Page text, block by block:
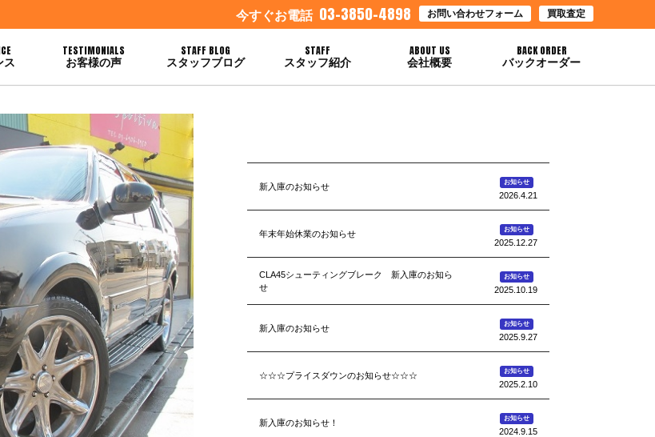
今すぐお電話 03-3850-4898 お問い合わせフォーム 買取査定
ス
TESTIMONIALS
お客様の声
STAFF BLOG
スタッフブログ
STAFF
スタッフ紹介
ABOUT US
会社概要
BACK ORDER
バックオーダー
新入庫のお知らせ お知らせ
2026.4.21
年末年始休業のお知らせ お知らせ
2025.12.27
CLA45シューティングブレーク 新入庫のお知ら
せ
お知らせ
2025.10.19
新入庫のお知らせ お知らせ
2025.9.27
☆☆☆プライスダウンのお知らせ☆☆☆ お知らせ
2025.2.10
新入庫のお知らせ！ お知らせ
2024.9.15